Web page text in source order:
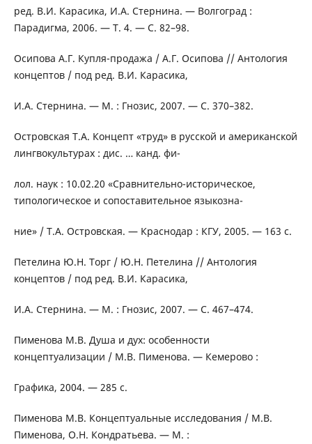
ред. В.И. Карасика, И.А. Стернина. — Волгоград :
Парадигма, 2006. — Т. 4. — С. 82–98.
Осипова А.Г. Купля-продажа / А.Г. Осипова // Антология
концептов / под ред. В.И. Карасика,
И.А. Стернина. — М. : Гнозис, 2007. — С. 370–382.
Островская Т.А. Концепт «труд» в русской и американской
лингвокультурах : дис. … канд. фи-
лол. наук : 10.02.20 «Сравнительно-историческое,
типологическое и сопоставительное языкозна-
ние» / Т.А. Островская. — Краснодар : КГУ, 2005. — 163 с.
Петелина Ю.Н. Торг / Ю.Н. Петелина // Антология
концептов / под ред. В.И. Карасика,
И.А. Стернина. — М. : Гнозис, 2007. — С. 467–474.
Пименова М.В. Душа и дух: особенности
концептуализации / М.В. Пименова. — Кемерово :
Графика, 2004. — 285 с.
Пименова М.В. Концептуальные исследования / М.В.
Пименова, О.Н. Кондратьева. — М. :